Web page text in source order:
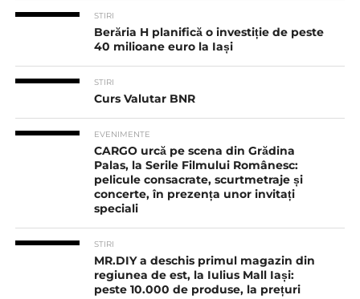
STIRI
Berăria H planifică o investiție de peste
40 milioane euro la Iași
STIRI
Curs Valutar BNR
EVENIMENTE
CARGO urcă pe scena din Grădina
Palas, la Serile Filmului Românesc:
pelicule consacrate, scurtmetraje și
concerte, în prezența unor invitați
speciali
STIRI
MR.DIY a deschis primul magazin din
regiunea de est, la Iulius Mall Iași:
peste 10.000 de produse, la prețuri